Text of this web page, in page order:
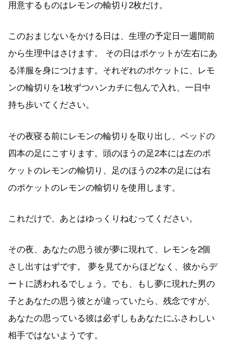
用意するものはレモンの輸切り2枚だけ。
このおまじないをかける日は、生理の予定日一週間前
から生理中はさけます。 その日はポケットが左右にあ
る洋服を身につけます。それぞれのポケットに、レモ
ンの輪切りを1枚ずつハンカチに包んで入れ、一日中
持ち歩いてください。
その夜寝る前にレモンの輪切りを取り出し、ベッドの
四本の足にこすります。頭のほうの足2本には左のポ
ケットのレモンの輸切り、足のほうの2本の足には右
のポケットのレモンの輸切りを使用します。
これだけで、あとはゆっくりねむってください。
その夜、あなたの思う彼が夢に現れて、レモンを2個
さし出すはずです。 夢を見てからほどなく、彼からデ
ートに誘われるでしょう。でも、もし夢に現れた男の
子とあなたの思う彼とが違っていたら、残念ですが、
あなたの思っている彼は必ずしもあなたにふさわしい
相手ではないようです。